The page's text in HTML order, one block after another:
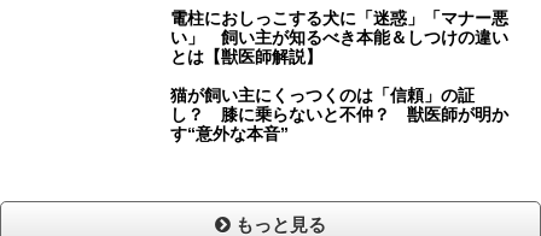
電柱におしっこする犬に「迷惑」「マナー悪
い」 飼い主が知るべき本能＆しつけの違い
とは【獣医師解説】
猫が飼い主にくっつくのは「信頼」の証
し？ 膝に乗らないと不仲？ 獣医師が明か
す“意外な本音”
もっと見る